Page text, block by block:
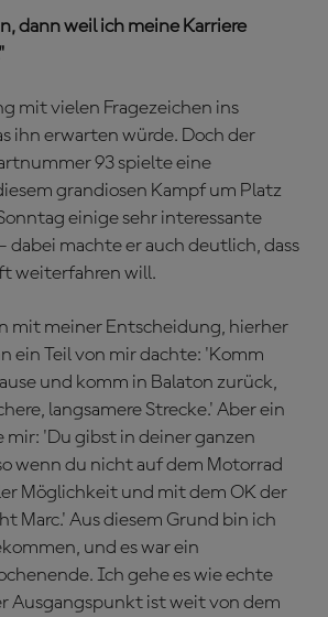
dann weil ich meine Karriere
mit vielen Fragezeichen ins
ihn erwarten würde. Doch der
93 spielte eine
grandiosen Kampf um Platz
einige sehr interessante
dabei machte er auch deutlich, dass
weiterfahren will.
mit meiner Entscheidung, hierher
ein Teil von mir dachte: 'Komm
und komm in Balaton zurück,
langsamere Strecke.' Aber ein
mir: 'Du gibst in deiner ganzen
wenn du nicht auf dem Motorrad
Möglichkeit und mit dem OK der
Marc.' Aus diesem Grund bin ich
und es war ein
Ich gehe es wie echte
Ausgangspunkt ist weit von dem